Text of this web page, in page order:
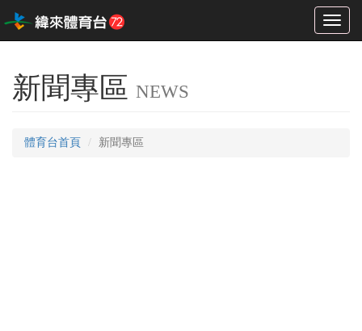
Toggle
新聞專區 NEWS
體育台首頁 新聞專區